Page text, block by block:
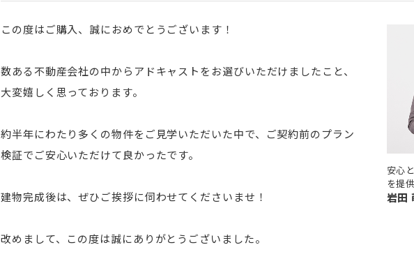
この度はご購入、誠におめでとうございます！
数ある不動産会社の中からアドキャストをお選びいただけましたこと、
大変嬉しく思っております。
約半年にわたり多くの物件をご見学いただいた中で、ご契約前のプラン
検証でご安心いただけて良かったです。
建物完成後は、ぜひご挨拶に伺わせてくださいませ！
改めまして、この度は誠にありがとうございました。
安心
を提
岩田